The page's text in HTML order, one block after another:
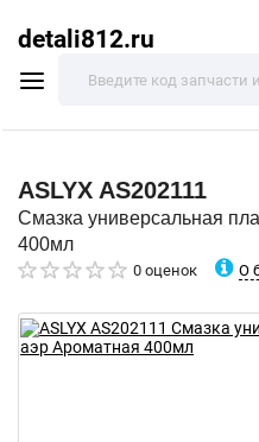
detali812.ru
ASLYX AS202111
Смазка универсальная
400мл
0 оценок О